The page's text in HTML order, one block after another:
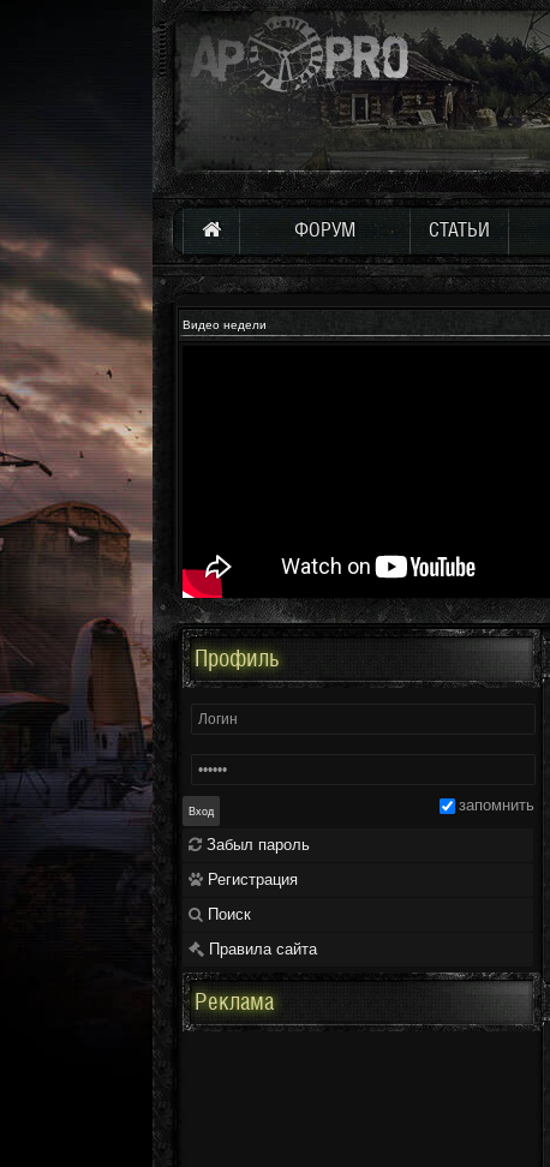
ФОРУМ СТАТЬИ
Видео недели
Профиль
запомнить
Забыл пароль
Регистрация
Поиск
Правила сайта
Реклама